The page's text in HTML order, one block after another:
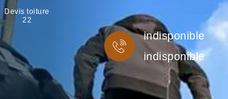
Devis toiture
22
indisponible
indisponible